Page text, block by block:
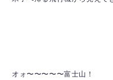
オォ〜〜〜〜〜富士山！